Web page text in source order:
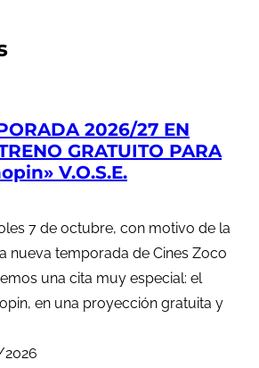
2026/27 EN
GRATUITO PARA
V.O.S.E.
7 de octubre, con motivo de la
nueva temporada de Cines Zoco
una cita muy especial: el
en una proyección gratuita y